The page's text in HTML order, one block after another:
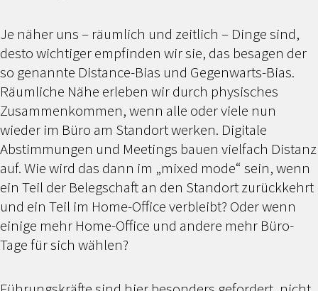
Je näher uns – räumlich und zeitlich – Dinge sind,
desto wichtiger empfinden wir sie, das besagen der
so genannte Distance-Bias und Gegenwarts-Bias.
Räumliche Nähe erleben wir durch physisches
Zusammenkommen, wenn alle oder viele nun
wieder im Büro am Standort werken. Digitale
Abstimmungen und Meetings bauen vielfach Distanz
auf. Wie wird das dann im „mixed mode“ sein, wenn
ein Teil der Belegschaft an den Standort zurückkehrt
und ein Teil im Home-Office verbleibt? Oder wenn
einige mehr Home-Office und andere mehr Büro-
Tage für sich wählen?